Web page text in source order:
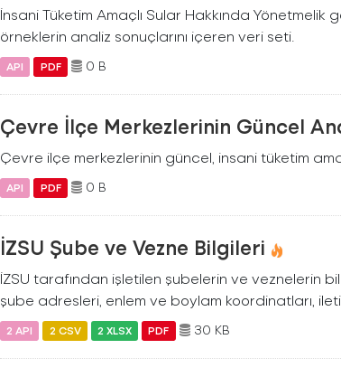
İnsani Tüketim Amaçlı Sular Hakkında
örneklerin analiz sonuçlarını içeren veri seti.
API PDF 0 B
Çevre İlçe Merkezlerinin Güncel
Çevre ilçe merkezlerinin güncel, insani tüketim
API PDF 0 B
İZSU Şube ve Vezne Bilgileri
İZSU tarafından işletilen şubelerin ve veznelerin
şube adresleri, enlem ve boylam koordinatları,
2 API 2 CSV 2 XLSX PDF 30 KB